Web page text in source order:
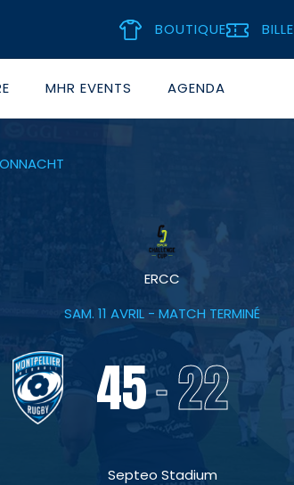
BOUTIQUE
MHR EVENTS AGENDA
ERCC
SAM. 11 AVRIL - MATCH TERMINÉ
45-22
Septeo Stadium